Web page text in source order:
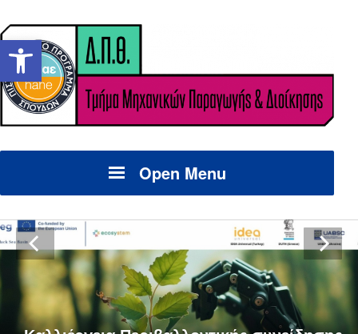
Ανοίξτε τη γραμμή εργαλείων
Open Menu